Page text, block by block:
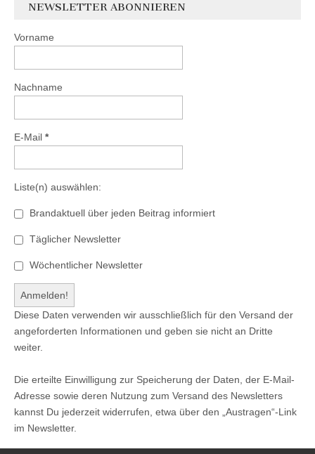
NEWSLETTER ABONNIEREN
Vorname
Nachname
E-Mail *
Liste(n) auswählen:
Brandaktuell über jeden Beitrag informiert
Täglicher Newsletter
Wöchentlicher Newsletter
Diese Daten verwenden wir ausschließlich für den Versand der
angeforderten Informationen und geben sie nicht an Dritte
weiter.
Die erteilte Einwilligung zur Speicherung der Daten, der E-Mail-
Adresse sowie deren Nutzung zum Versand des Newsletters
kannst Du jederzeit widerrufen, etwa über den „Austragen“-Link
im Newsletter.